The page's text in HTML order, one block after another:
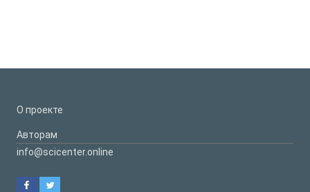
О проекте
Авторам
info@scicenter.online